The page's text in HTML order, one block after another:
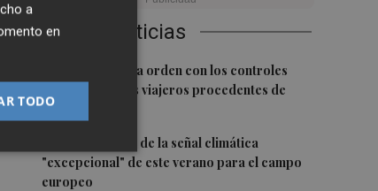
Últimas Noticias
El BOE publica la orden con los controles
fronterizos a los viajeros procedentes de
Italia
La FAO advierte de la señal climática
"excepcional" de este verano para el campo
europeo
a
en
TODO